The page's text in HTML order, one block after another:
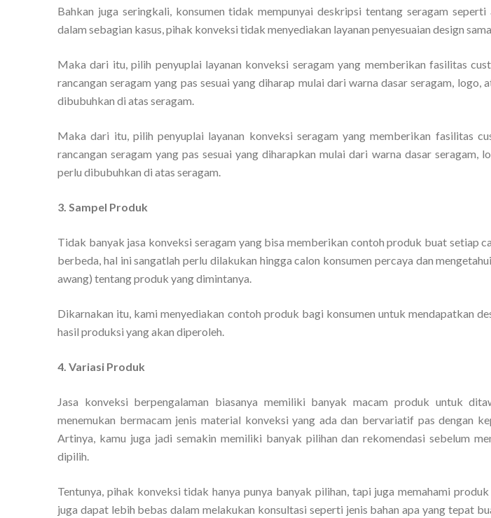
Bahkan juga seringkali, konsumen tidak mempunyai deskripsi tentang seragam
dalam sebagian kasus, pihak konveksi tidak menyediakan layanan penyesuaian design
Maka dari itu, pilih penyuplai layanan konveksi seragam yang memberikan fasilitas
rancangan seragam yang pas sesuai yang diharap mulai dari warna dasar seragam, logo,
dibubuhkan di atas seragam.
Maka dari itu, pilih penyuplai layanan konveksi seragam yang memberikan fasilitas
rancangan seragam yang pas sesuai yang diharapkan mulai dari warna dasar seragam,
perlu dibubuhkan di atas seragam.
3. Sampel Produk
Tidak banyak jasa konveksi seragam yang bisa memberikan contoh produk buat setiap
berbeda, hal ini sangatlah perlu dilakukan hingga calon konsumen percaya dan
awang) tentang produk yang dimintanya.
Dikarnakan itu, kami menyediakan contoh produk bagi konsumen untuk mendapatkan
hasil produksi yang akan diperoleh.
4. Variasi Produk
Jasa konveksi berpengalaman biasanya memiliki banyak macam produk untuk
menemukan bermacam jenis material konveksi yang ada dan bervariatif pas dengan
Artinya, kamu juga jadi semakin memiliki banyak pilihan dan rekomendasi sebelum
dipilih.
Tentunya, pihak konveksi tidak hanya punya banyak pilihan, tapi juga memahami
juga dapat lebih bebas dalam melakukan konsultasi seperti jenis bahan apa yang tepat